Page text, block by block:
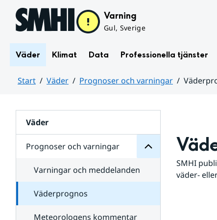
Hoppa till sidans innehåll Varning
Gul, Sverige
Väder Klimat Data Professionella tjänster
Start Väder Prognoser och varningar
Väder
Prognoser och varningar
för
varningar
Varningar och meddelanden
Väderprognos
Meteorologens kommentar
SMHI
väder-